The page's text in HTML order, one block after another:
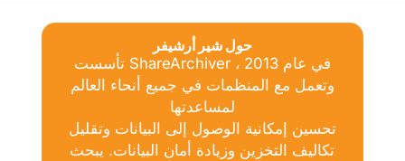
حول شير أرشيفر
تأسست ShareArchiver في عام 2013 ،
وتعمل مع المنظمات في جميع أنحاء العالم
لمساعدتها
تحسين إمكانية الوصول إلى البيانات وتقليل
تكاليف التخزين وزيادة أمان البيانات. يبحث